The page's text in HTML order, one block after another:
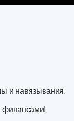
и навязывания.
финансами!